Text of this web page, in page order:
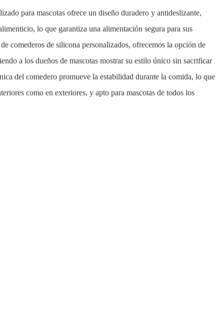
para mascotas ofrece un diseño duradero y antideslizante,
lo que garantiza una alimentación segura para sus
comederos de silicona personalizados, ofrecemos la opción de
a los dueños de mascotas mostrar su estilo único sin sacrificar
del comedero promueve la estabilidad durante la comida, lo que
como en exteriores, y apto para mascotas de todos los